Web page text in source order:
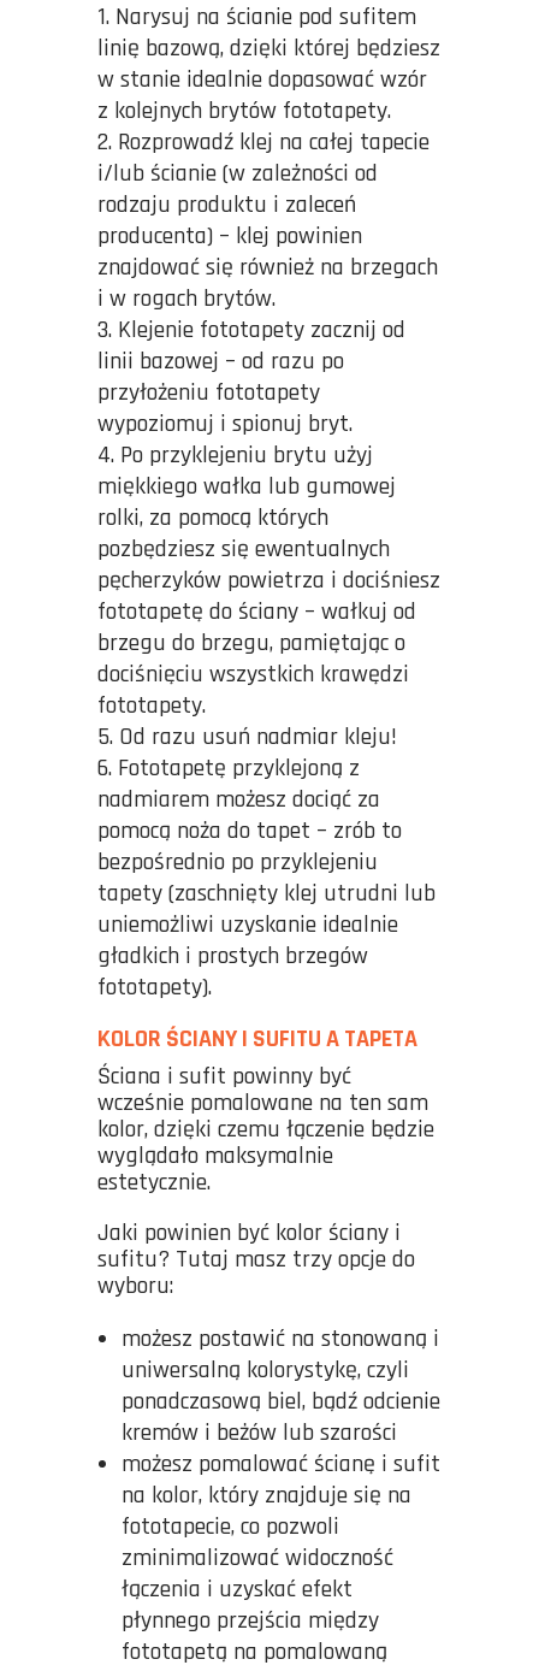
Narysuj na ścianie pod sufitem
linię bazową, dzięki której będziesz
w stanie idealnie dopasować wzór
z kolejnych brytów fototapety.
Rozprowadź klej na całej tapecie
i/lub ścianie (w zależności od
rodzaju produktu i zaleceń
producenta) – klej powinien
znajdować się również na brzegach
i w rogach brytów.
Klejenie fototapety zacznij od
linii bazowej – od razu po
przyłożeniu fototapety
wypoziomuj i spionuj bryt.
Po przyklejeniu brytu użyj
miękkiego wałka lub gumowej
rolki, za pomocą których
pozbędziesz się ewentualnych
pęcherzyków powietrza i dociśniesz
fototapetę do ściany – wałkuj od
brzegu do brzegu, pamiętając o
dociśnięciu wszystkich krawędzi
fototapety.
Od razu usuń nadmiar kleju!
Fototapetę przyklejoną z
nadmiarem możesz dociąć za
pomocą noża do tapet – zrób to
bezpośrednio po przyklejeniu
tapety (zaschnięty klej utrudni lub
uniemożliwi uzyskanie idealnie
gładkich i prostych brzegów
fototapety).
KOLOR ŚCIANY I SUFITU A TAPETA
Ściana i sufit powinny być
wcześnie pomalowane na ten sam
kolor, dzięki czemu łączenie będzie
wyglądało maksymalnie
estetycznie.
Jaki powinien być kolor ściany i
sufitu? Tutaj masz trzy opcje do
wyboru:
możesz postawić na stonowaną i
uniwersalną kolorystykę, czyli
ponadczasową biel, bądź odcienie
kremów i beżów lub szarości
możesz pomalować ścianę i sufit
na kolor, który znajduje się na
fototapecie, co pozwoli
zminimalizować widoczność
łączenia i uzyskać efekt
płynnego przejścia między
fototapetą na pomalowaną